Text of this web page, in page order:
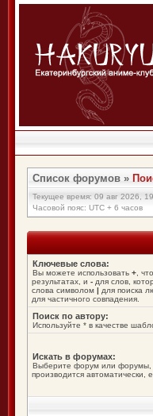
Список форумов »
Текущее время: 09 авг 2026,
Часовой пояс: UTC + 6 часов
Ключевые слова:
Вы можете использовать + ,
результатах, и - для слов,
слова символом | для поиска
для частичного совпадения.
Поиск по автору:
Используйте * в качестве
Искать в форумах:
Выберите форум или форумы,
производится